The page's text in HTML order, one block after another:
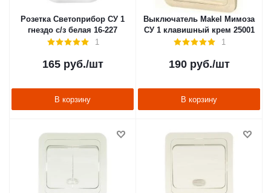
Розетка Светоприбор СУ 1
гнездо с/з белая 16-227
1
165руб./шт
В корзину
Выключатель Makel Мимоза
СУ 1 клавишный крем 25001
1
190руб./шт
В корзину